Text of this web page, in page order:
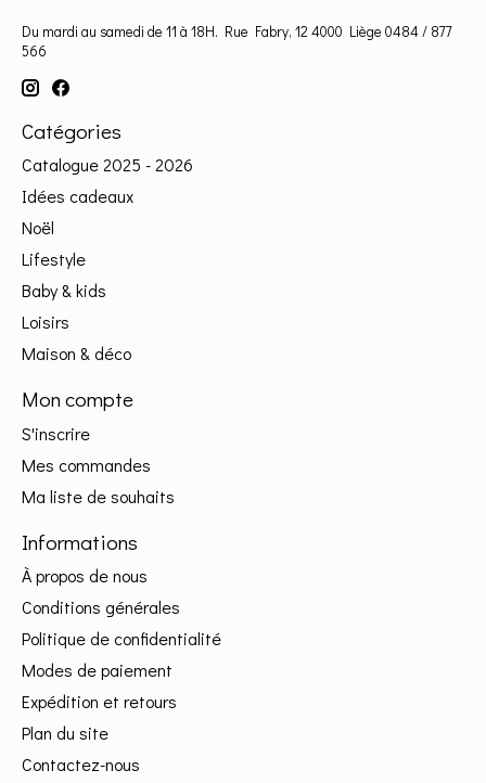
Du mardi au samedi de 11 à 18H. Rue Fabry, 12 4000 Liège 0484 / 877
566
Catégories
Catalogue 2025 - 2026
Idées cadeaux
Noël
Lifestyle
Baby & kids
Loisirs
Maison & déco
Mon compte
S'inscrire
Mes commandes
Ma liste de souhaits
Informations
À propos de nous
Conditions générales
Politique de confidentialité
Modes de paiement
Expédition et retours
Plan du site
Contactez-nous